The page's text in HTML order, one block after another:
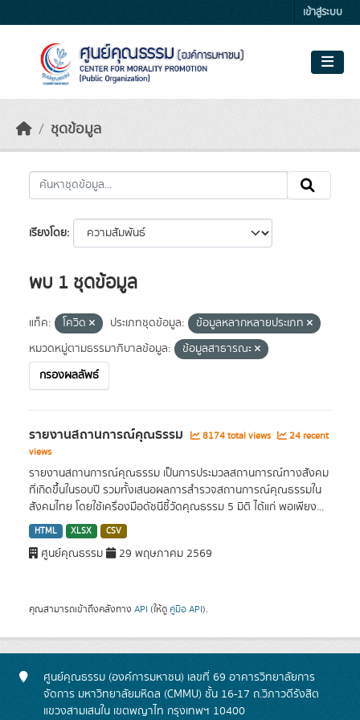
เข้าสู่ระบบ
ชุดข้อมูล
เรียงโดย
พบ 1 ชุดข้อมูล
แท็ค: โควิด ประเภทชุดข้อมูล:
ข้อมูลหลากหลายประเภท
หมวดหมู่ตามธรรมาภิบาลข้อมูล:
ข้อมูลสาธารณะ
กรองผลลัพธ์
รายงานสถานการณ์คุณธรรม 8174 total views
24 recent
views
รายงานสถานการณ์คุณธรรม เป็นการประมวลสถานการณ์ทางสังคม
ที่เกิดขึ้นในรอบปี รวมทั้งเสนอผลการสำรวจสถานการณ์คุณธรรมใน
สังคมไทย โดยใช้เครื่องมือดัชนีชี้วัดคุณธรรม 5 มิติ ได้แก่ พอเพียง...
HTML XLSX CSV
ศูนย์คุณธรรม 29 พฤษภาคม 2569
คุณสามารถเข้าถึงคลังทาง API (ให้ดู คู่มือ API).
ศูนย์คุณธรรม (องค์การมหาชน) เลขที่ 69 อาคารวิทยาลัยการ
จัดการ มหาวิทยาลัยมหิดล (CMMU) ชั้น 16-17 ถ.วิภาวดีรังสิต
แขวงสามเสนใน เขตพญาไท กรุงเทพฯ 10400